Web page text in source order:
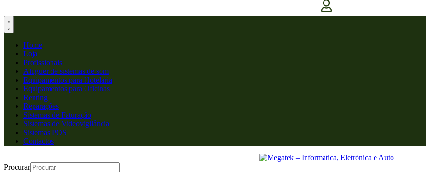
Home
Loja
Profissionais
Aluguer de sistemas de som
Equipamentos para Hotelaria
Equipamentos para Oficinas
Renting
Reparações
Sistemas de Faturação
Sistemas de Videovigilância
Sistemas POS
Contactos
Procurar